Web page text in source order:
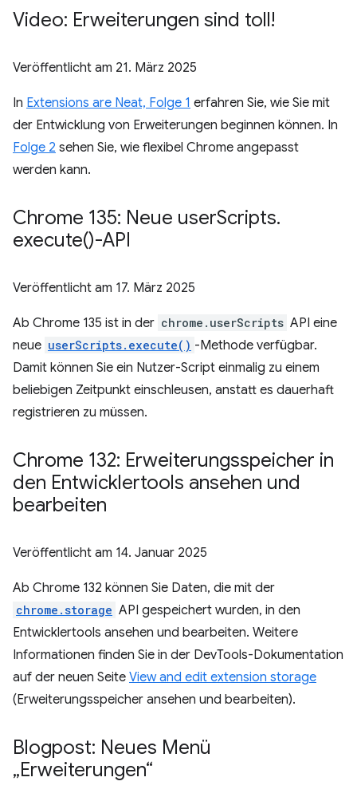
Video: Erweiterungen sind toll!
Veröffentlicht am 21. März 2025
In Extensions are Neat, Folge 1 erfahren Sie, wie Sie mit
der Entwicklung von Erweiterungen beginnen können. In
Folge 2 sehen Sie, wie flexibel Chrome angepasst
werden kann.
Chrome 135: Neue userScripts.
execute()-API
Veröffentlicht am 17. März 2025
Ab Chrome 135 ist in der chrome.userScripts API eine
neue userScripts.execute() -Methode verfügbar.
Damit können Sie ein Nutzer-Script einmalig zu einem
beliebigen Zeitpunkt einschleusen, anstatt es dauerhaft
registrieren zu müssen.
Chrome 132: Erweiterungsspeicher in
den Entwicklertools ansehen und
bearbeiten
Veröffentlicht am 14. Januar 2025
Ab Chrome 132 können Sie Daten, die mit der
chrome.storage API gespeichert wurden, in den
Entwicklertools ansehen und bearbeiten. Weitere
Informationen finden Sie in der DevTools-Dokumentation
auf der neuen Seite View and edit extension storage
(Erweiterungsspeicher ansehen und bearbeiten).
Blogpost: Neues Menü
„Erweiterungen“